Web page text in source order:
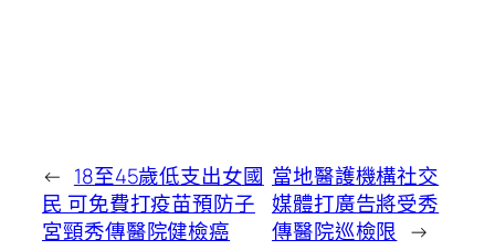
← 18至45歲低支出女國
民 可免費打疫苗預防子
宮頸秀傳醫院健檢癌
當地醫護機構社交
媒體打廣告將受秀
傳醫院巡檢限 →